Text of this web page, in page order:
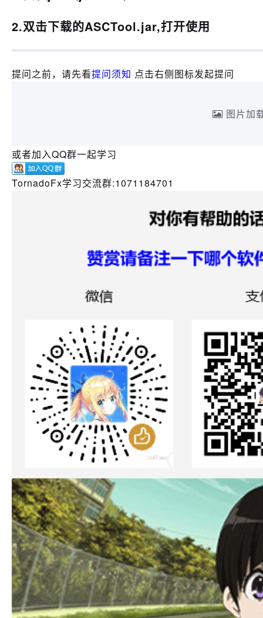
2.双击下载的ASCTool.jar,打开使用
提问之前，请先看提问须知 点击右侧图标发起提问
或者加入QQ群一起学习
TornadoFx学习交流群:1071184701